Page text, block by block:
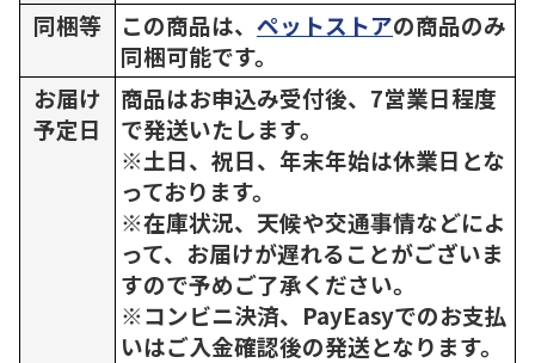
同梱等
この商品は、 ペットストアの商品のみ
同梱可能です。
お届け
予定日
商品はお申込み受付後、7営業日程度
で発送いたします。
※土日、祝日、年末年始は休業日とな
っております。
※在庫状況、天候や交通事情などによ
って、お届けが遅れることがございま
すので予めご了承ください。
※コンビニ決済、PayEasyでのお支払
いはご入金確認後の発送となります。